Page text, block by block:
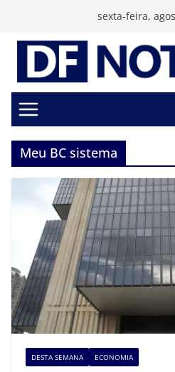
conteúdo
sexta-feira,
Meu BC sistema
DESTA SEMANA ECONOMIA